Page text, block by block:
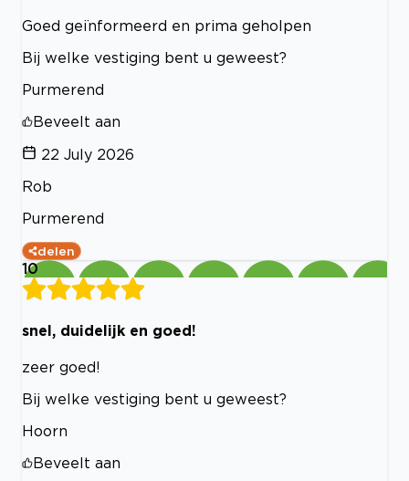
Goed geïnformeerd en prima geholpen
Bij welke vestiging bent u geweest?
Purmerend
Beveelt aan
22 July 2026
Rob
Purmerend
delen
10
snel, duidelijk en goed!
zeer goed!
Bij welke vestiging bent u geweest?
Hoorn
Beveelt aan